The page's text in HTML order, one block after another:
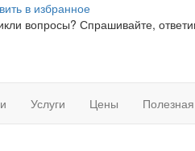
в избранное
вопросы? Спрашивайте,
Услуги Цены